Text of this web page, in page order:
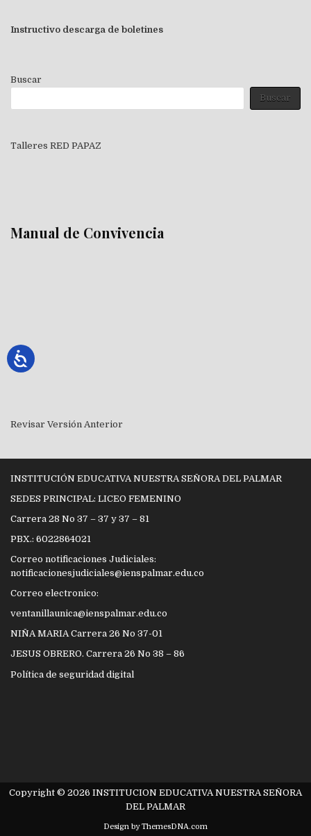
Instructivo descarga de boletines
Buscar
Buscar
Talleres RED PAPAZ
Manual de Convivencia
Revisar Versión Anterior
INSTITUCIÓN EDUCATIVA NUESTRA SEÑORA DEL PALMAR
SEDES PRINCIPAL: LICEO FEMENINO
Carrera 28 No 37 – 37 y 37 – 81
PBX.: 6022864021
Correo notificaciones Judiciales:
notificacionesjudiciales@ienspalmar.edu.co
Correo electronico:
ventanillaunica@ienspalmar.edu.co
NIÑA MARIA Carrera 26 No 37-01
JESUS OBRERO. Carrera 26 No 38 – 86
Política de seguridad digital
Copyright © 2026 INSTITUCION EDUCATIVA NUESTRA SEÑORA
DEL PALMAR
Design by ThemesDNA.com